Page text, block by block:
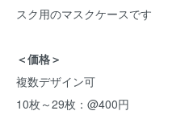
スク用のマスクケースです
＜価格＞
複数デザイン可
10枚～29枚：@400円